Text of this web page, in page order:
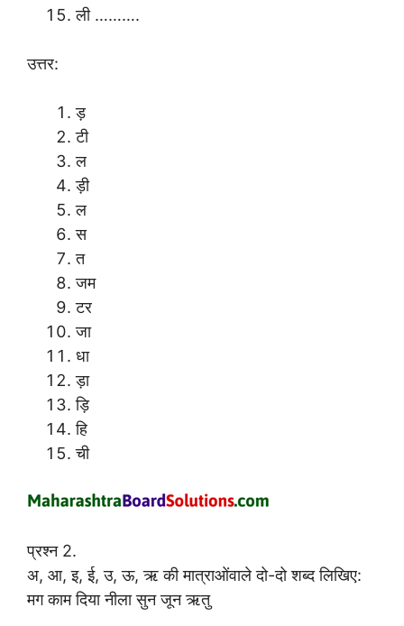
ली ……….
उत्तर:
ड़
टी
ल
ड़ी
ल
स
त
जम
टर
जा
धा
ड़ा
ड़ि
हि
ची
प्रश्न 2.
अ, आ, इ, ई, उ, ऊ, ऋ की मात्राओंवाले दो-दो शब्द लिखिए:
मग काम दिया नीला सुन जून ऋतु